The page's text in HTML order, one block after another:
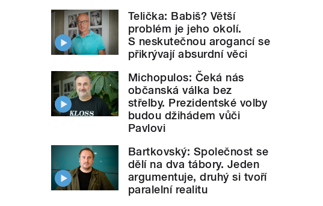
Telička: Babiš? Větší
problém je jeho okolí.
S neskutečnou arogancí se
přikrývají absurdní věci
Michopulos: Čeká nás
občanská válka bez
střelby. Prezidentské volby
budou džihádem vůči
Pavlovi
Bartkovský: Společnost se
dělí na dva tábory. Jeden
argumentuje, druhý si tvoří
paralelní realitu